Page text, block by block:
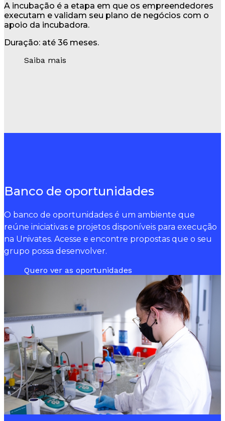
A incubação é a etapa em que os empreendedores
executam e validam seu plano de negócios com o
apoio da incubadora.
Duração: até 36 meses.
Saiba mais
Banco de oportunidades
O banco de oportunidades é um ambiente que
reúne iniciativas e projetos disponíveis para execução
na Univates. Acesse e encontre propostas que o seu
grupo possa desenvolver.
Quero ver as oportunidades